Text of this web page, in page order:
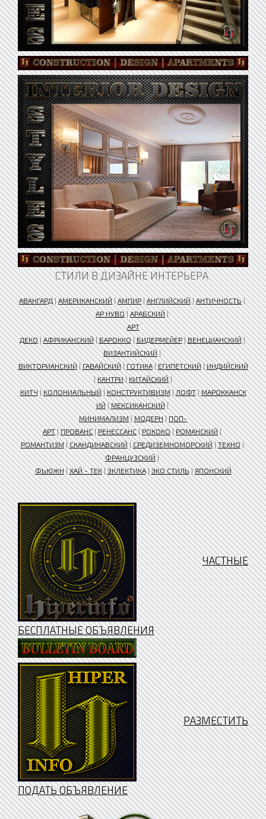
СТИЛИ В ДИЗАЙНЕ ИНТЕРЬЕРА
АВАНГАРД|АМЕРИКАНСКИЙ|АМПИР|АНГЛИЙСКИЙ|АНТИЧНОСТЬ|
АР НУВО|АРАБСКИЙ|
АРТ
ДЕКО|АФРИКАНСКИЙ|БАРОККО|БИДЕРМЕЙЕР|ВЕНЕЦИАНСКИЙ|
ВИЗАНТИЙСКИЙ|
ВИКТОРИАНСКИЙ|ГАВАЙСКИЙ|ГОТИКА|ЕГИПЕТСКИЙ|ИНДИЙСКИЙ
|КАНТРИ|КИТАЙСКИЙ|
КИТЧ|КОЛОНИАЛЬНЫЙ|КОНСТРУКТИВИЗМ|ЛОФТ|МАРОККАНСК
ИЙ|МЕКСИКАНСКИЙ|
МИНИМАЛИЗМ|МОДЕРН|ПОП-
АРТ|ПРОВАНС|РЕНЕССАНС|РОКОКО|РОМАНСКИЙ|
РОМАНТИЗМ|СКАНДИНАВСКИЙ|СРЕДИЗЕМНОМОРСКИЙ|ТЕХНО|
ФРАНЦУЗСКИЙ|
ФЬЮЖН|ХАЙ - ТЕК|ЭКЛЕКТИКА|ЭКО СТИЛЬ|ЯПОНСКИЙ
ЧАСТНЫЕ
БЕСПЛАТНЫЕ ОБЪЯВЛЕНИЯ
РАЗМЕСТИТЬ
ПОДАТЬ ОБЪЯВЛЕНИЕ